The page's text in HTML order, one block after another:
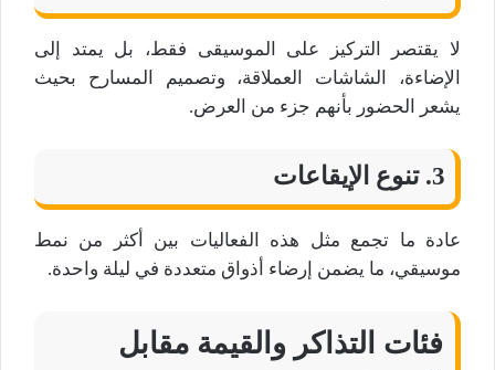
لا يقتصر التركيز على الموسيقى فقط، بل يمتد إلى
الإضاءة، الشاشات العملاقة، وتصميم المسارح بحيث
يشعر الحضور بأنهم جزء من العرض.
3. تنوع الإيقاعات
عادة ما تجمع مثل هذه الفعاليات بين أكثر من نمط
موسيقي، ما يضمن إرضاء أذواق متعددة في ليلة واحدة.
فئات التذاكر والقيمة مقابل